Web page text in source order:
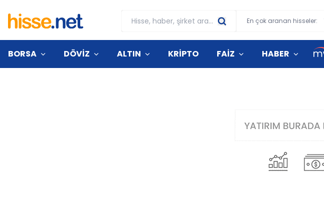
En çok aranan hisseler:
BORSA DÖVİZ ALTIN KRİPTO FAİZ HABER